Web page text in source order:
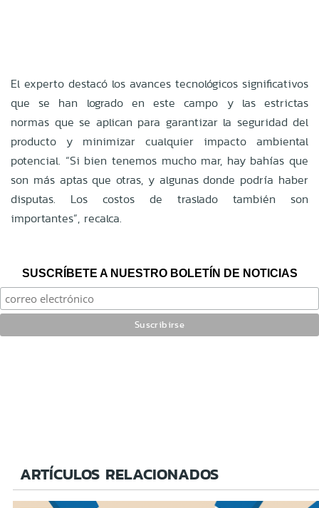
El experto destacó los avances tecnológicos significativos
que se han logrado en este campo y las estrictas
normas que se aplican para garantizar la seguridad del
producto y minimizar cualquier impacto ambiental
potencial. “Si bien tenemos mucho mar, hay bahías que
son más aptas que otras, y algunas donde podría haber
disputas. Los costos de traslado también son
importantes”, recalca.
SUSCRÍBETE A NUESTRO BOLETÍN DE NOTICIAS
ARTÍCULOS RELACIONADOS